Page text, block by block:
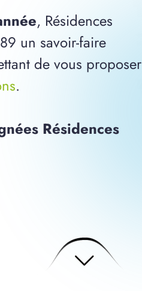
, Résidences
un savoir-faire
de vous proposer
.
Résidences